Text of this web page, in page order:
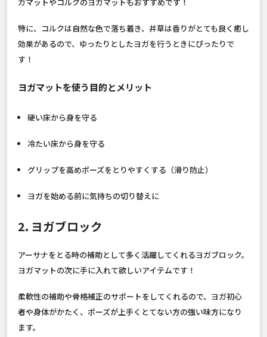
特に、コルクは自然な色で落ち着き、井草は香りがとても良く癒し
効果があるので、ゆったりとしたヨガを行うときにぴったりで
す！
ヨガマットを使う目的とメリット
硬い床から身を守る
冷たい床から身を守る
グリップを高めポーズをとりやすくする（滑り防止）
ヨガを始める前に気持ちの切り替えに
2. ヨガブロック
アーサナをとる時の補助として多く活躍してくれるヨガブロック。
ヨガマットの次に手に入れて欲しいアイテムです！
柔軟性の補助や骨格補正のサポートをしてくれるので、ヨガ初心
者や身体がかたく、ポーズが上手くとてない方の強い味方になり
ます。